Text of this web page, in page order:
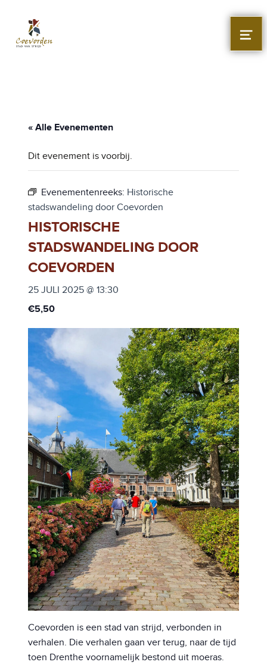
Stad Coevorden
STAD VAN STRIJD
« Alle Evenementen
Dit evenement is voorbij.
Evenementenreeks: Historische
stadswandeling door Coevorden
HISTORISCHE
STADSWANDELING DOOR
COEVORDEN
25 JULI 2025 @ 13:30
€5,50
Coevorden is een stad van strijd, verbonden in
verhalen. Die verhalen gaan ver terug, naar de tijd
toen Drenthe voornamelijk bestond uit moeras.